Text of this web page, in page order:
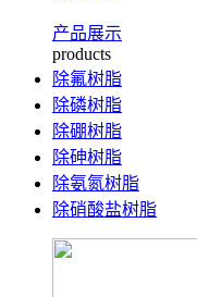
产品展示
products
除氟树脂
除磷树脂
除硼树脂
除砷树脂
除氨氮树脂
除硝酸盐树脂